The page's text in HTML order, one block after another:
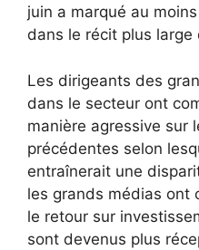
juin a marqué au
dans le récit plus large
Les dirigeants des
dans le secteur ont
manière agressive sur
précédentes selon
entraînerait une
les grands médias ont
le retour sur
sont devenus plus